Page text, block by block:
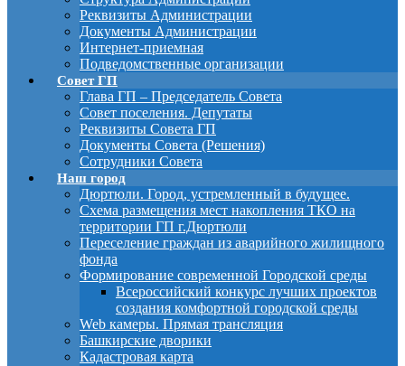
Реквизиты Администрации
Документы Администрации
Интернет-приемная
Подведомственные организации
Совет ГП
Глава ГП – Председатель Совета
Совет поселения. Депутаты
Реквизиты Совета ГП
Документы Совета (Решения)
Сотрудники Совета
Наш город
Дюртюли. Город, устремленный в будущее.
Схема размещения мест накопления ТКО на
территории ГП г.Дюртюли
Переселение граждан из аварийного жилищного
фонда
Формирование современной Городской среды
Всероссийский конкурс лучших проектов
создания комфортной городской среды
Web камеры. Прямая трансляция
Башкирские дворики
Кадастровая карта